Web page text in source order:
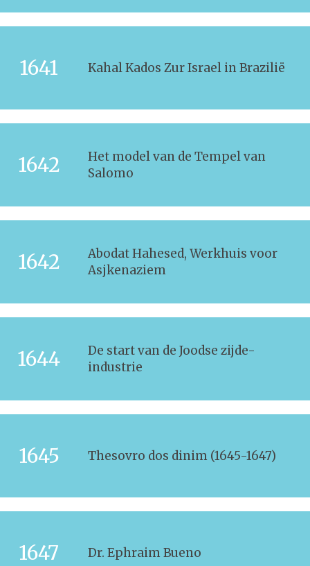
1641 Kahal Kados Zur Israel in Brazilië
1642
Het model van de Tempel van
Salomo
1642
Abodat Hahesed, Werkhuis voor
Asjkenaziem
1644
De start van de Joodse zijde-
industrie
1645 Thesovro dos dinim (1645-1647)
1647 Dr. Ephraim Bueno